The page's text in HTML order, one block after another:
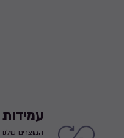
המוצרים